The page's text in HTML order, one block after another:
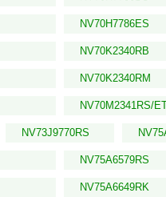
NV70H7786ES
NV70K2340RB
NV70K2340RM
NV70M2341RS/
NV73J9770RS
NV75A6579RS
NV75A6649RK